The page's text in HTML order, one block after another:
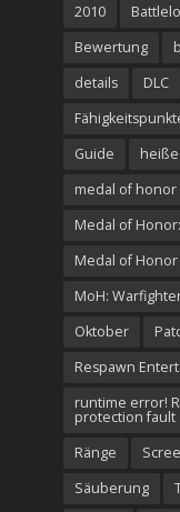
2010
Bewertung
details
DLC
Guide
medal of honor
Medal of
Medal of
MoH:
Oktober
Respawn
runtime error!
protection fault
Ränge
Säuberung